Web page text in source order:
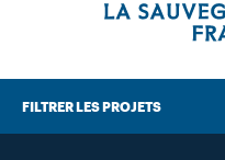
FILTRER LES PROJETS